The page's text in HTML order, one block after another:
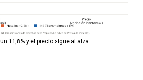
11,8% y el precio sigue al alza